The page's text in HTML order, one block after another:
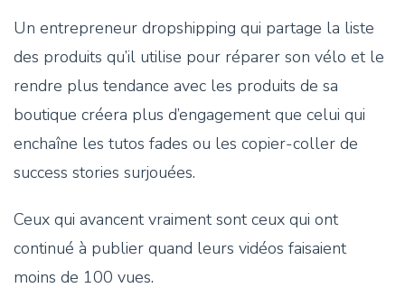
Un entrepreneur dropshipping qui partage la liste
des produits qu’il utilise pour réparer son vélo et le
rendre plus tendance avec les produits de sa
boutique créera plus d’engagement que celui qui
enchaîne les tutos fades ou les copier-coller de
success stories surjouées.
Ceux qui avancent vraiment sont ceux qui ont
continué à publier quand leurs vidéos faisaient
moins de 100 vues.